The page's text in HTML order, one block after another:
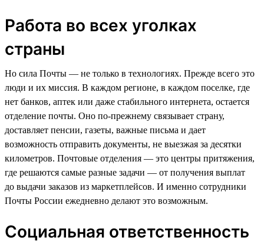
Работа во всех уголках
страны
Но сила Почты — не только в технологиях. Прежде всего это
люди и их миссия. В каждом регионе, в каждом поселке, где
нет банков, аптек или даже стабильного интернета, остается
отделение почты. Оно по-прежнему связывает страну,
доставляет пенсии, газеты, важные письма и дает
возможность отправить документы, не выезжая за десятки
километров. Почтовые отделения — это центры притяжения,
где решаются самые разные задачи — от получения выплат
до выдачи заказов из маркетплейсов. И именно сотрудники
Почты России ежедневно делают это возможным.
Социальная ответственность